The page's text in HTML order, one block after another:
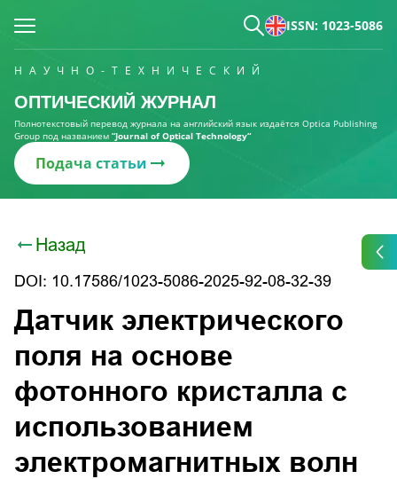
ISSN: 1023-5086
НАУЧНО-ТЕХНИЧЕСКИЙ
ОПТИЧЕСКИЙ ЖУРНАЛ
Полнотекстовый перевод журнала на английский язык издаётся Optica Publishing
Group под названием “Journal of Optical Technology“
Подача статьи
Назад
DOI: 10.17586/1023-5086-2025-92-08-32-39
Датчик электрического
поля на основе
фотонного кристалла c
использованием
электромагнитных волн